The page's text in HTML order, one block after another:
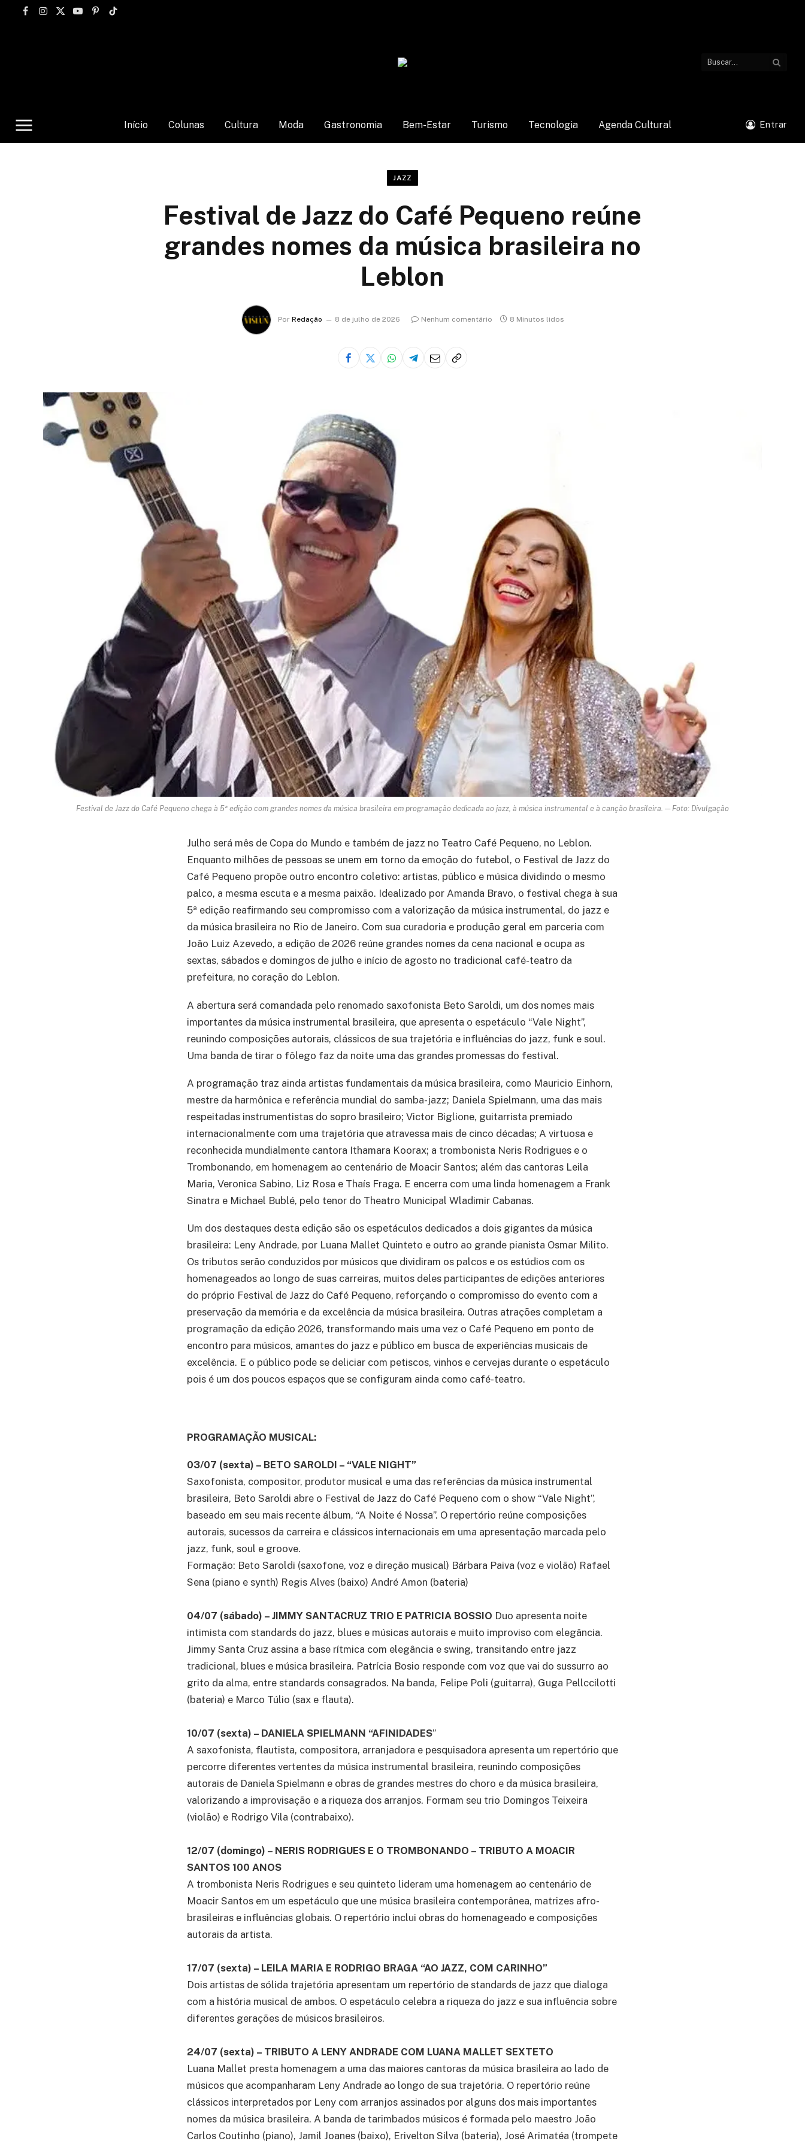
Facebook
Instagram
X
YouTubePinterest
TikTok
Início Colunas Cultura Moda Gastronomia Bem-Estar Turismo Tecnologia Agenda Cultural Entrar
JAZZ
Festival de Jazz do Café Pequeno reúne
grandes nomes da música brasileira no
Leblon
Por Redação 8 de julho de 2026 Nenhum comentário 8 Minutos lidos
Festival de Jazz do Café Pequeno chega à 5ª edição com grandes nomes da música brasileira em programação dedicada ao jazz, à música instrumental e à canção brasileira. — Foto: Divulgação
Julho será mês de Copa do Mundo e também de jazz no Teatro Café Pequeno, no Leblon.
Enquanto milhões de pessoas se unem em torno da emoção do futebol, o Festival de Jazz do
Café Pequeno propõe outro encontro coletivo: artistas, público e música dividindo o mesmo
palco, a mesma escuta e a mesma paixão. Idealizado por Amanda Bravo, o festival chega à sua
5ª edição reafirmando seu compromisso com a valorização da música instrumental, do jazz e
da música brasileira no Rio de Janeiro. Com sua curadoria e produção geral em parceria com
João Luiz Azevedo, a edição de 2026 reúne grandes nomes da cena nacional e ocupa as
sextas, sábados e domingos de julho e início de agosto no tradicional café-teatro da
prefeitura, no coração do Leblon.
A abertura será comandada pelo renomado saxofonista Beto Saroldi, um dos nomes mais
importantes da música instrumental brasileira, que apresenta o espetáculo “Vale Night”,
reunindo composições autorais, clássicos de sua trajetória e influências do jazz, funk e soul.
Uma banda de tirar o fôlego faz da noite uma das grandes promessas do festival.
A programação traz ainda artistas fundamentais da música brasileira, como Mauricio Einhorn,
mestre da harmônica e referência mundial do samba-jazz; Daniela Spielmann, uma das mais
respeitadas instrumentistas do sopro brasileiro; Victor Biglione, guitarrista premiado
internacionalmente com uma trajetória que atravessa mais de cinco décadas; A virtuosa e
reconhecida mundialmente cantora Ithamara Koorax; a trombonista Neris Rodrigues e o
Trombonando, em homenagem ao centenário de Moacir Santos; além das cantoras Leila
Maria, Veronica Sabino, Liz Rosa e Thaís Fraga. E encerra com uma linda homenagem a Frank
Sinatra e Michael Bublé, pelo tenor do Theatro Municipal Wladimir Cabanas.
Um dos destaques desta edição são os espetáculos dedicados a dois gigantes da música
brasileira: Leny Andrade, por Luana Mallet Quinteto e outro ao grande pianista Osmar Milito.
Os tributos serão conduzidos por músicos que dividiram os palcos e os estúdios com os
homenageados ao longo de suas carreiras, muitos deles participantes de edições anteriores
do próprio Festival de Jazz do Café Pequeno, reforçando o compromisso do evento com a
preservação da memória e da excelência da música brasileira. Outras atrações completam a
programação da edição 2026, transformando mais uma vez o Café Pequeno em ponto de
encontro para músicos, amantes do jazz e público em busca de experiências musicais de
excelência. E o público pode se deliciar com petiscos, vinhos e cervejas durante o espetáculo
pois é um dos poucos espaços que se configuram ainda como café-teatro.
PROGRAMAÇÃO MUSICAL:
03/07 (sexta) – BETO SAROLDI – “VALE NIGHT”
Saxofonista, compositor, produtor musical e uma das referências da música instrumental
brasileira, Beto Saroldi abre o Festival de Jazz do Café Pequeno com o show “Vale Night”,
baseado em seu mais recente álbum, “A Noite é Nossa”. O repertório reúne composições
autorais, sucessos da carreira e clássicos internacionais em uma apresentação marcada pelo
jazz, funk, soul e groove.
Formação: Beto Saroldi (saxofone, voz e direção musical) Bárbara Paiva (voz e violão) Rafael
Sena (piano e synth) Regis Alves (baixo) André Amon (bateria)
04/07 (sábado) – JIMMY SANTACRUZ TRIO E PATRICIA BOSSIO Duo apresenta noite
intimista com standards do jazz, blues e músicas autorais e muito improviso com elegância.
Jimmy Santa Cruz assina a base rítmica com elegância e swing, transitando entre jazz
tradicional, blues e música brasileira. Patrícia Bosio responde com voz que vai do sussurro ao
grito da alma, entre standards consagrados. Na banda, Felipe Poli (guitarra), Guga Pellccilotti
(bateria) e Marco Túlio (sax e flauta).
10/07 (sexta) – DANIELA SPIELMANN “AFINIDADES”
A saxofonista, flautista, compositora, arranjadora e pesquisadora apresenta um repertório que
percorre diferentes vertentes da música instrumental brasileira, reunindo composições
autorais de Daniela Spielmann e obras de grandes mestres do choro e da música brasileira,
valorizando a improvisação e a riqueza dos arranjos. Formam seu trio Domingos Teixeira
(violão) e Rodrigo Vila (contrabaixo).
12/07 (domingo) – NERIS RODRIGUES E O TROMBONANDO – TRIBUTO A MOACIR
SANTOS 100 ANOS
A trombonista Neris Rodrigues e seu quinteto lideram uma homenagem ao centenário de
Moacir Santos em um espetáculo que une música brasileira contemporânea, matrizes afro-
brasileiras e influências globais. O repertório inclui obras do homenageado e composições
autorais da artista.
17/07 (sexta) – LEILA MARIA E RODRIGO BRAGA “AO JAZZ, COM CARINHO”
Dois artistas de sólida trajetória apresentam um repertório de standards de jazz que dialoga
com a história musical de ambos. O espetáculo celebra a riqueza do jazz e sua influência sobre
diferentes gerações de músicos brasileiros.
24/07 (sexta) – TRIBUTO A LENY ANDRADE COM LUANA MALLET SEXTETO
Luana Mallet presta homenagem a uma das maiores cantoras da música brasileira ao lado de
músicos que acompanharam Leny Andrade ao longo de sua trajetória. O repertório reúne
clássicos interpretados por Leny com arranjos assinados por alguns dos mais importantes
nomes da música brasileira. A banda de tarimbados músicos é formada pelo maestro João
Carlos Coutinho (piano), Jamil Joanes (baixo), Erivelton Silva (bateria), José Arimatéa (trompete